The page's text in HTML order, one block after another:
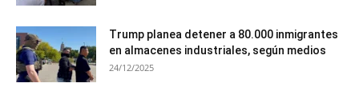
Trump planea detener a 80.000 inmigrantes
en almacenes industriales, según medios
24/12/2025